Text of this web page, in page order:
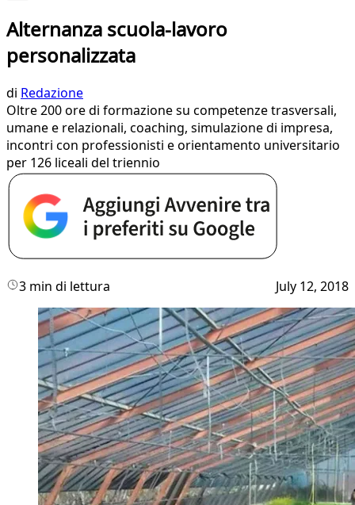
Alternanza scuola-lavoro
personalizzata
di Redazione
Oltre 200 ore di formazione su competenze trasversali,
umane e relazionali, coaching, simulazione di impresa,
incontri con professionisti e orientamento universitario
per 126 liceali del triennio
3 min di lettura July 12, 2018